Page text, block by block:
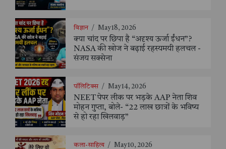
विज्ञान / May 18, 2026
क्या चांद पर छिपा है “अदृश्य ऊर्जा ईंधन”?
NASA की खोज ने बढ़ाई रहस्यमयी हलचल -
संजय सक्सेना
पॉलिटिक्स / May 14, 2026
NEET पेपर लीक पर भड़के AAP नेता शिव
मोहन गुप्ता, बोले- “22 लाख छात्रों के भविष्य
से हो रहा खिलवाड़”
कला-साहित्य / May 10, 2026